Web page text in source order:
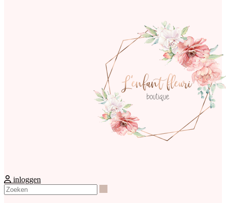
inloggen